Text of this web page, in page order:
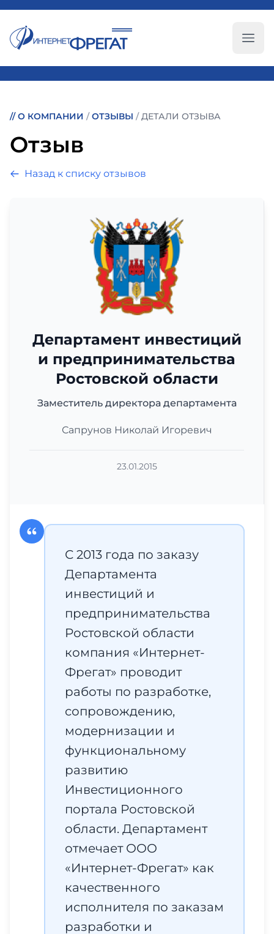
// О КОМПАНИИ / ОТЗЫВЫ / ДЕТАЛИ ОТЗЫВА
Отзыв
Назад к списку отзывов
Департамент инвестиций
и предпринимательства
Ростовской области
Заместитель директора департамента
Сапрунов Николай Игоревич
23.01.2015
С 2013 года по заказу
Департамента
инвестиций и
предпринимательства
Ростовской области
компания «Интернет-
Фрегат» проводит
работы по разработке,
сопровождению,
модернизации и
функциональному
развитию
Инвестиционного
портала Ростовской
области. Департамент
отмечает ООО
«Интернет-Фрегат» как
качественного
исполнителя по заказам
разработки и